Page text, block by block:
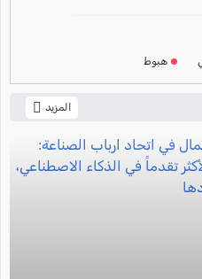
الايطالي
هبوط
المزيد